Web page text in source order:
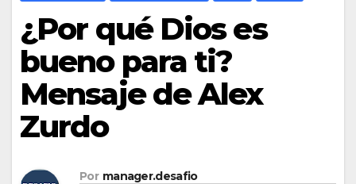
¿Por qué Dios es
bueno para ti?
Mensaje de Alex
Zurdo
Por manager.desafio